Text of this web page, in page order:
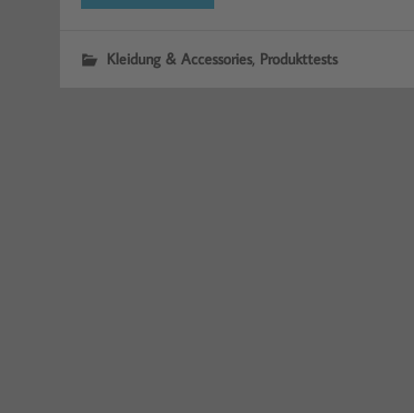
Kleidung & Accessories, Produkttests